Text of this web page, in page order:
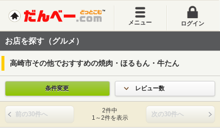
メニュー ログイン
お店を探す（グルメ）
高崎市その他でおすすめの焼肉・ほるもん・牛たん
条件変更 レビュー数
前の30件へ
2件中
1～2件を表示
次の30件へ